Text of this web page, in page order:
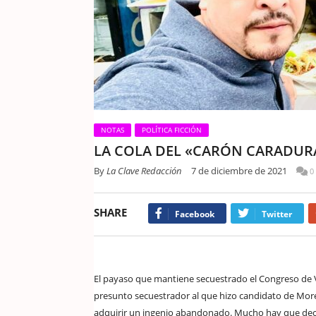
NOTAS POLÍTICA FICCIÓN
LA COLA DEL «CARÓN
ByLa Clave Redacción 7 de diciembre de 2021 0
SHARE Facebook Twitter
El payaso que mantiene secuestrado el Congreso
presunto secuestrador al que hizo candidato de
adquirir un ingenio abandonado. Mucho hay que